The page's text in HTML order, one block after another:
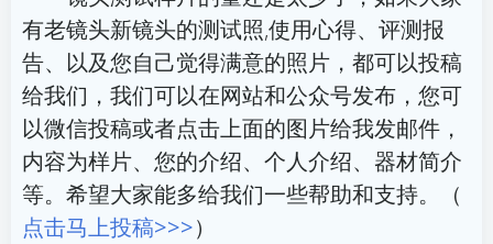
有老镜头新镜头的测试照,使用心得、评测报
告、以及您自己觉得满意的照片，都可以投稿
给我们，我们可以在网站和公众号发布，您可
以微信投稿或者点击上面的图片给我发邮件，
内容为样片、您的介绍、个人介绍、器材简介
等。希望大家能多给我们一些帮助和支持。（
点击马上投稿>>>）